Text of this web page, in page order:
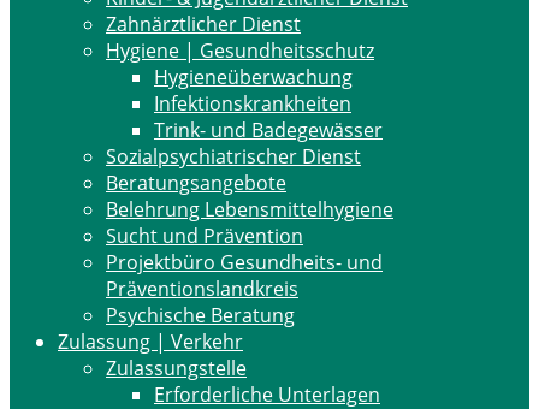
Zahnärztlicher Dienst
Hygiene | Gesundheitsschutz
Hygieneüberwachung
Infektionskrankheiten
Trink- und Badegewässer
Sozialpsychiatrischer Dienst
Beratungsangebote
Belehrung Lebensmittelhygiene
Sucht und Prävention
Projektbüro Gesundheits- und
Präventionslandkreis
Psychische Beratung
Zulassung | Verkehr
Zulassungstelle
Erforderliche Unterlagen